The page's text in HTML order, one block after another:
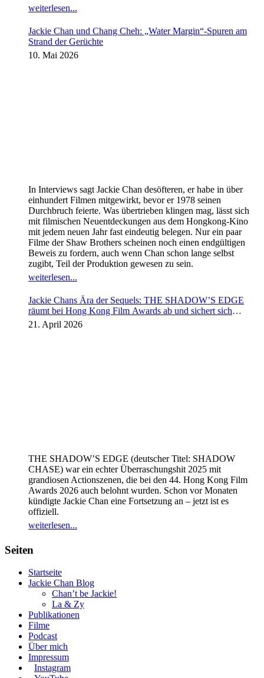
weiterlesen...
Jackie Chan und Chang Cheh: „Water Margin“-Spuren am
Strand der Gerüchte
10. Mai 2026
In Interviews sagt Jackie Chan desöfteren, er habe in über
einhundert Filmen mitgewirkt, bevor er 1978 seinen
Durchbruch feierte. Was übertrieben klingen mag, lässt sich
mit filmischen Neuentdeckungen aus dem Hongkong-Kino
mit jedem neuen Jahr fast eindeutig belegen. Nur ein paar
Filme der Shaw Brothers scheinen noch einen endgültigen
Beweis zu fordern, auch wenn Chan schon lange selbst
zugibt, Teil der Produktion gewesen zu sein.
weiterlesen...
Jackie Chans Ära der Sequels: THE SHADOW’S EDGE
räumt bei Hong Kong Film Awards ab und sichert sich
Fortsetzung
21. April 2026
THE SHADOW’S EDGE (deutscher Titel: SHADOW
CHASE) war ein echter Überraschungshit 2025 mit
grandiosen Actionszenen, die bei den 44. Hong Kong Film
Awards 2026 auch belohnt wurden. Schon vor Monaten
kündigte Jackie Chan eine Fortsetzung an – jetzt ist es
offiziell.
weiterlesen...
Seiten
Startseite
Jackie Chan Blog
Chan’t be Jackie!
La & Zy
Publikationen
Filme
Podcast
Über mich
Impressum
Instagram